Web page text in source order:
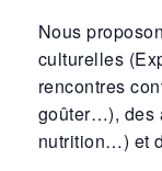
Nous
culturelles
rencontres
goûter…), des
nutrition…) et